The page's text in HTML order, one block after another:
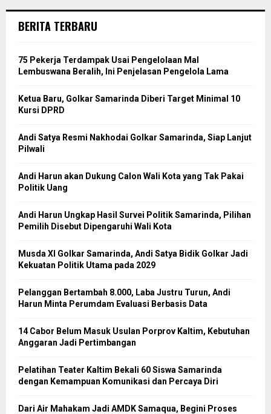
BERITA TERBARU
75 Pekerja Terdampak Usai Pengelolaan Mal
Lembuswana Beralih, Ini Penjelasan Pengelola Lama
Ketua Baru, Golkar Samarinda Diberi Target Minimal 10
Kursi DPRD
Andi Satya Resmi Nakhodai Golkar Samarinda, Siap Lanjut
Pilwali
Andi Harun akan Dukung Calon Wali Kota yang Tak Pakai
Politik Uang
Andi Harun Ungkap Hasil Survei Politik Samarinda, Pilihan
Pemilih Disebut Dipengaruhi Wali Kota
Musda XI Golkar Samarinda, Andi Satya Bidik Golkar Jadi
Kekuatan Politik Utama pada 2029
Pelanggan Bertambah 8.000, Laba Justru Turun, Andi
Harun Minta Perumdam Evaluasi Berbasis Data
14 Cabor Belum Masuk Usulan Porprov Kaltim, Kebutuhan
Anggaran Jadi Pertimbangan
Pelatihan Teater Kaltim Bekali 60 Siswa Samarinda
dengan Kemampuan Komunikasi dan Percaya Diri
Dari Air Mahakam Jadi AMDK Samaqua, Begini Proses